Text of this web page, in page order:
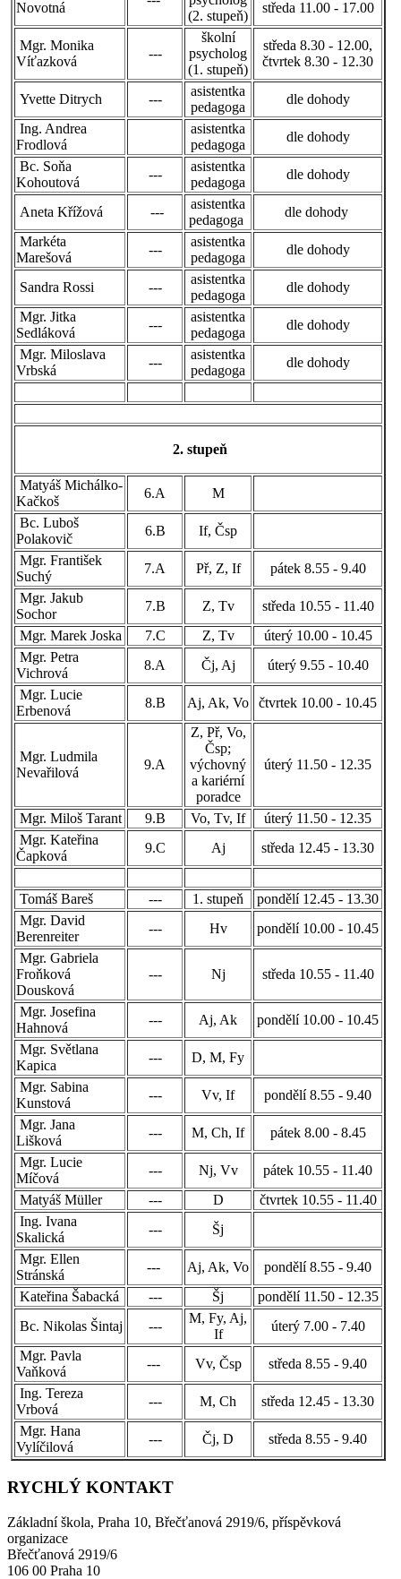
Novotná
(2. stupeň)
středa 11.00 - 17.00
Mgr. Monika
Víťazková
---
školní
psycholog
(1. stupeň)
středa 8.30 - 12.00,
čtvrtek 8.30 - 12.30
Yvette Ditrych ---
asistentka
pedagoga
dle dohody
Ing. Andrea
Frodlová
asistentka
pedagoga
dle dohody
Bc. Soňa
Kohoutová
---
asistentka
pedagoga
dle dohody
Aneta Křížová ---
asistentka
pedagoga
dle dohody
Markéta
Marešová
---
asistentka
pedagoga
dle dohody
Sandra Rossi ---
asistentka
pedagoga
dle dohody
Mgr. Jitka
Sedláková
---
asistentka
pedagoga
dle dohody
Mgr. Miloslava
Vrbská
---
asistentka
pedagoga
dle dohody
2. stupeň
Matyáš Michálko-
Kačkoš
6.A
M
Bc. Luboš
Polakovič
6.B
If, Čsp
Mgr. František
Suchý
7.A Př, Z, If
pátek 8.55 - 9.40
Mgr. Jakub
Sochor
7.B Z, Tv
středa 10.55 - 11.40
Mgr. Marek Joska
7.C Z, Tv
úterý 10.00 - 10.45
Mgr. Petra
Vichrová
8.A Čj, Aj
úterý 9.55 - 10.40
Mgr. Lucie
Erbenová
8.B Aj, Ak, Vo čtvrtek 10.00 - 10.45
Mgr. Ludmila
Nevařilová
9.A
Z, Př, Vo,
Čsp;
výchovný
a kariérní
poradce
úterý 11.50 - 12.35
Mgr. Miloš Tarant 9.B Vo, Tv, If
úterý 11.50 - 12.35
Mgr. Kateřina
Čapková
9.C Aj středa 12.45 - 13.30
Tomáš Bareš --- 1. stupeň
pondělí 12.45 - 13.30
Mgr. David
Berenreiter
--- Hv
pondělí 10.00 - 10.45
Mgr. Gabriela
Froňková
Dousková
--- Nj středa 10.55 - 11.40
Mgr. Josefina
Hahnová
--- Aj, Ak
pondělí 10.00 - 10.45
Mgr. Světlana
Kapica
---
D, M, Fy
Mgr. Sabina
Kunstová
--- Vv, If
pondělí 8.55 - 9.40
Mgr. Jana
Lišková
--- M, Ch, If
pátek 8.00 - 8.45
Mgr. Lucie
Míčová
--- Nj, Vv
pátek 10.55 - 11.40
Matyáš Müller
--- D
čtvrtek 10.55 - 11.40
Ing. Ivana
Skalická
---
Šj
Mgr. Ellen
Stránská
--- Aj, Ak, Vo
pondělí 8.55 - 9.40
Kateřina Šabacká
--- Šj
pondělí 11.50 - 12.35
Bc. Nikolas Šintaj
---
M, Fy, Aj,
If
úterý 7.00 - 7.40
Mgr. Pavla
Vaňková
--- Vv, Čsp
středa 8.55 - 9.40
Ing. Tereza
Vrbová
--- M, Ch
středa 12.45 - 13.30
Mgr. Hana
Vylíčilová
--- Čj, D středa 8.55 - 9.40
RYCHLÝ KONTAKT
Základní škola, Praha 10, Břečťanová 2919/6, příspěvková
organizace
Břečťanová 2919/6
106 00 Praha 10